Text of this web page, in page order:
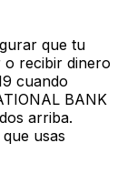
que tu
recibir dinero
cuando
BANK
arriba.
usas